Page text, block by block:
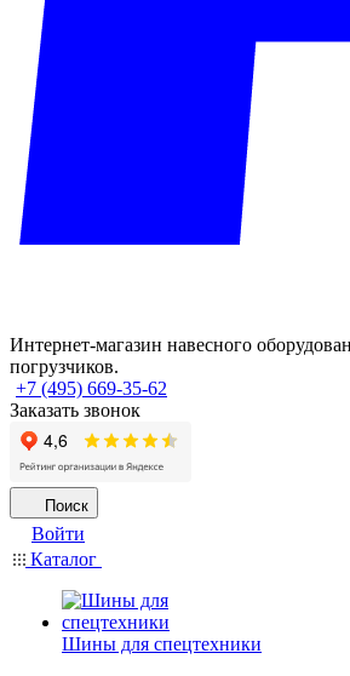
Интернет-магазин навесного
погрузчиков.
+7 (495) 669-35-62
Заказать звонок
Поиск
Войти
Каталог
Шины для спецтехники